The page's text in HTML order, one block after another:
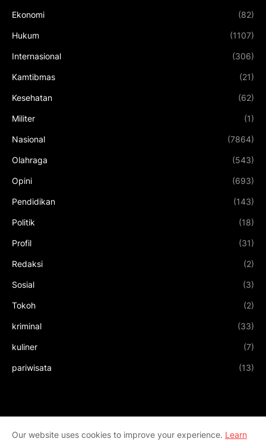
Ekonomi (82)
Hukum (1107)
Internasional (306)
Kamtibmas (21)
Kesehatan (62)
Militer (1)
Nasional (7864)
Olahraga (543)
Opini (693)
Pendidikan (143)
Politik (18)
Profil (31)
Redaksi (2)
Sosial (3)
Tokoh (2)
kriminal (33)
kuliner (7)
pariwisata (13)
Our website uses cookies to improve your experience. Learn